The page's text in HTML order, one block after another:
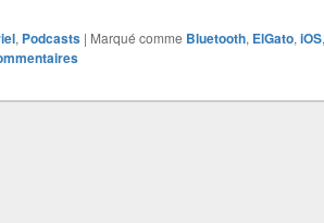
, Podcasts | Marqué comme Bluetooth, ElGato, iOS,